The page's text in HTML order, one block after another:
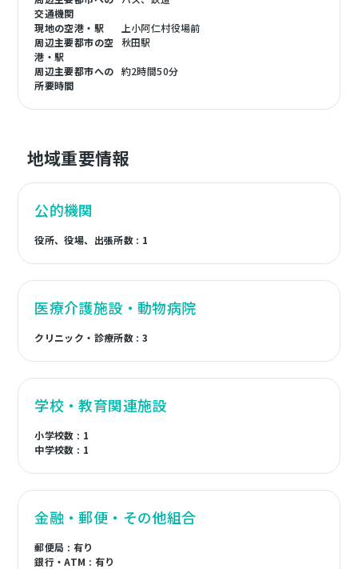
交通機関
現地の空港・駅
上小阿仁村役場前
周辺主要都市の空
港・駅
秋田駅
周辺主要都市への
所要時間
約2時間50分
地域重要情報
公的機関
役所、役場、出張所数 : 1
医療介護施設・動物病院
クリニック・診療所数 : 3
学校・教育関連施設
小学校数 : 1
中学校数 : 1
金融・郵便・その他組合
郵便局 : 有り
銀行・ATM : 有り